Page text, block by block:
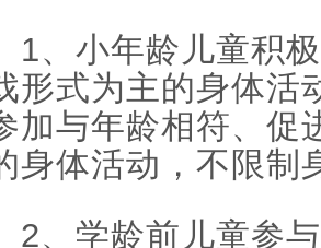
小年龄儿童积极
形式为主的身体活
加与年龄相符、促
身体活动，不限制
学龄前儿童参与